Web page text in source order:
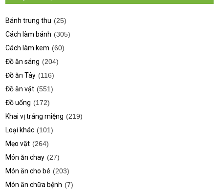
Bánh trung thu (25)
Cách làm bánh (305)
Cách làm kem (60)
Đồ ăn sáng (204)
Đồ ăn Tây (116)
Đồ ăn vặt (551)
Đồ uống (172)
Khai vị tráng miệng (219)
Loại khác (101)
Mẹo vặt (264)
Món ăn chay (27)
Món ăn cho bé (203)
Món ăn chữa bệnh (7)